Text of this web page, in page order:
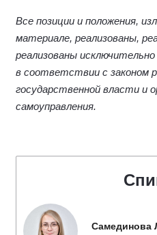
Все позиции и положения,
материале, реализованы,
реализованы
в соответствии с законом
государственной власти и
самоуправления.
Самединова